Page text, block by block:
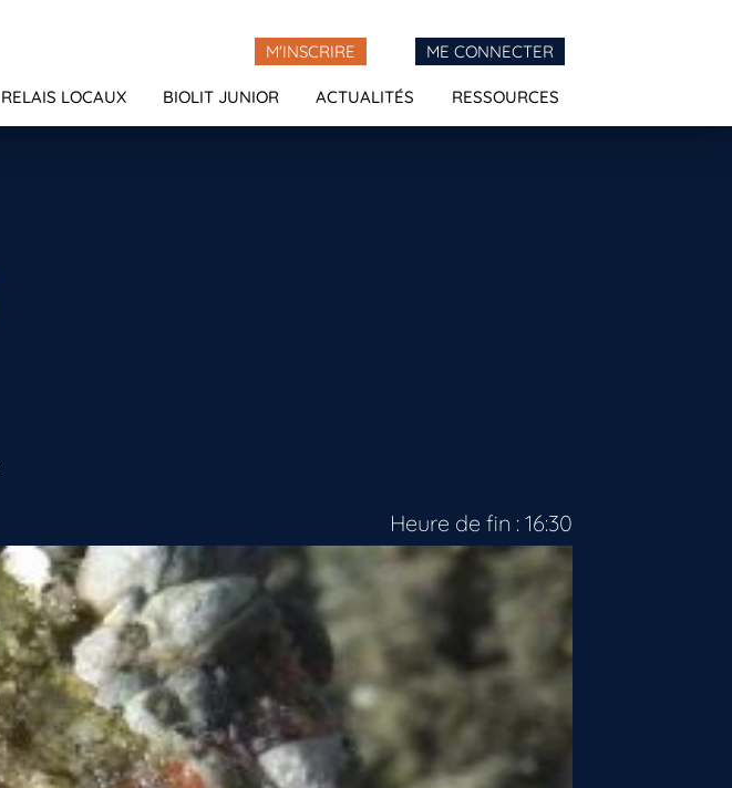
M'INSCRIRE ME CONNECTER
RELAIS LOCAUX BIOLIT JUNIOR ACTUALITÉS RESSOURCES
Heure de fin : 16:30